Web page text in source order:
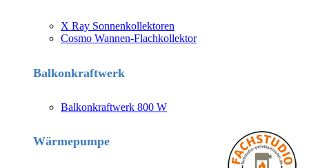
X Ray Sonnenkollektoren
Cosmo Wannen-Flachkollektor
Balkonkraftwerk
Balkonkraftwerk 800 W
Wärmepumpe